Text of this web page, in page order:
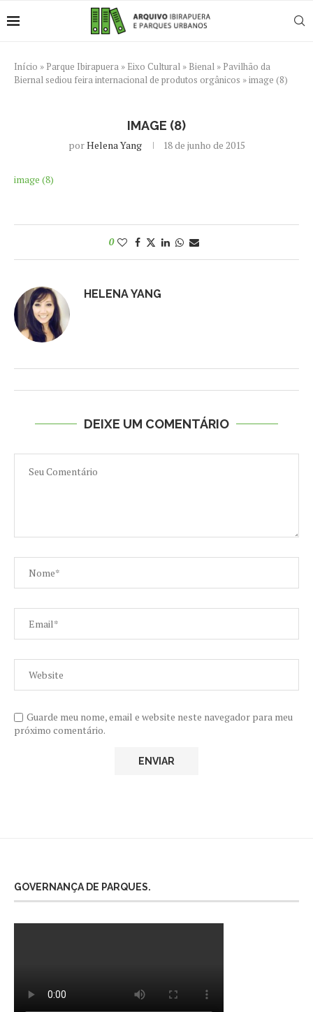
Início » Parque Ibirapuera » Eixo Cultural » Bienal » Pavilhão da
Biernal sediou feira internacional de produtos orgânicos »image (8)
IMAGE (8)
porHelena Yang 18 de junho de 2015
image (8)
0
HELENA YANG
DEIXE UM COMENTÁRIO
Guarde meu nome, email e website neste navegador para meu
próximo comentário.
GOVERNANÇA DE PARQUES.